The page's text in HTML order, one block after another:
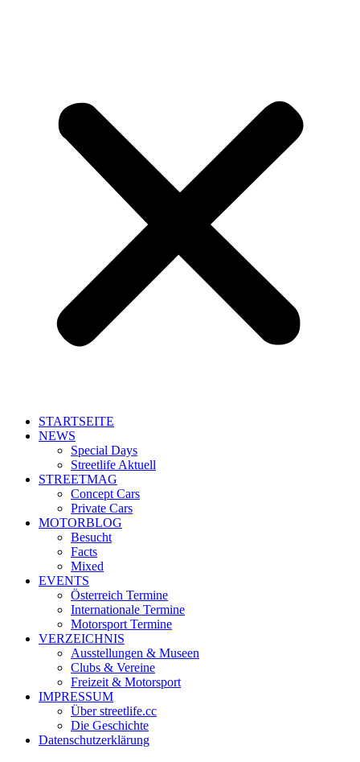
STARTSEITE
NEWS
Special Days
Streetlife Aktuell
STREETMAG
Concept Cars
Private Cars
MOTORBLOG
Besucht
Facts
Mixed
EVENTS
Österreich Termine
Internationale Termine
Motorsport Termine
VERZEICHNIS
Ausstellungen & Museen
Clubs & Vereine
Freizeit & Motorsport
IMPRESSUM
Über streetlife.cc
Die Geschichte
Datenschutzerklärung